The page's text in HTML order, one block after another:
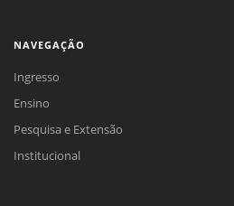
NAVEGAÇÃO
Ingresso
Ensino
Pesquisa e Extensão
Institucional